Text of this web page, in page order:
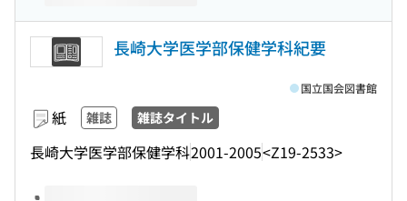
長崎大学医学部保健学科紀要
紙 雑誌 雑誌タイトル
長崎大学医学部保健学科2001-2005<Z19-2533>
国立国会図書館
このタイトルの巻号